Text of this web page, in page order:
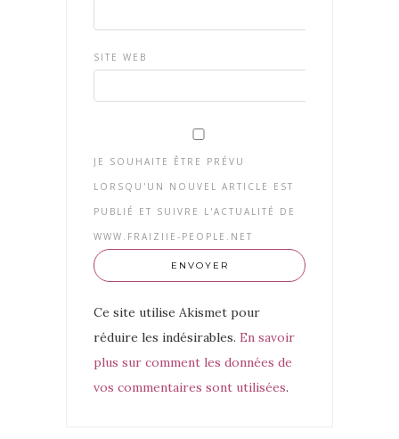
SITE WEB
JE SOUHAITE ÊTRE PRÉVU
LORSQU'UN NOUVEL ARTICLE EST
PUBLIÉ ET SUIVRE L'ACTUALITÉ DE
WWW.FRAIZIIE-PEOPLE.NET
Ce site utilise Akismet pour
réduire les indésirables. En savoir
plus sur comment les données de
vos commentaires sont utilisées.